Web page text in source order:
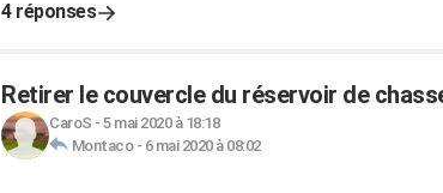
4 réponses
Retirer le couvercle du réservoir de
CaroS - 5 mai 2020 à 18:18
Montaco- 6 mai 2020 à 08:02